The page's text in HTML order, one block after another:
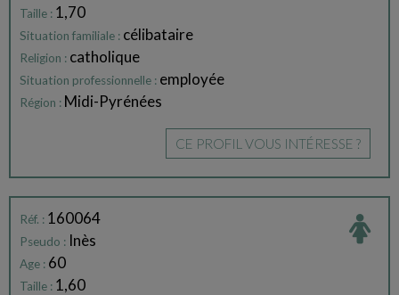
Taille : 1,70
Situation familiale : célibataire
Religion : catholique
Situation professionnelle : employée
Région : Midi-Pyrénées
CE PROFIL VOUS INTÉRESSE ?
Réf. : 160064
Pseudo : Inès
Age : 60
Taille : 1,60